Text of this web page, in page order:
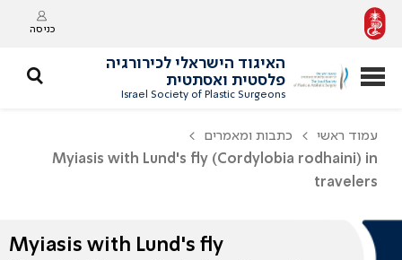
כניסה
האיגוד הישראלי לכירורגיה
פלסטית ואסתטית
Israel Society of Plastic Surgeons
עמוד ראשי
כתבות ומאמרים
Myiasis with Lund's fly (Cordylobia rodhaini) in
travelers
Myiasis with Lund's fly